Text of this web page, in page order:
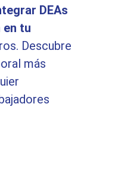
DEAs
tu
Descubre
más